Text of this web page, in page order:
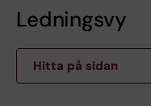
Ledningsvy
Hitta på sidan